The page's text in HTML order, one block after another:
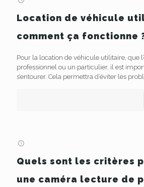
Location de véhicule
comment ça fonctionne
Pour la location de véhicule utilitaire, que
professionnel ou un particulier, il est
s’entourer. Cela permettra d’éviter les
Quels sont les critères
une caméra lecture de